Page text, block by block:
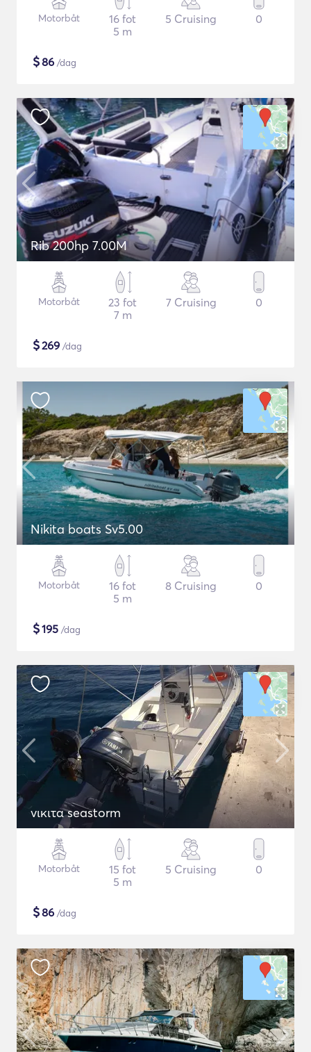
Motorbåt
16 fot
5 m
5 Cruising 0
$86 /dag
Rib 200hp 7.00M
Motorbåt
23 fot
7 m
7 Cruising 0
$269 /dag
Nikita boats Sv5.00
Motorbåt
16 fot
5 m
8 Cruising 0
$195 /dag
νικιτα seastorm
Motorbåt
15 fot
5 m
5 Cruising 0
$86 /dag